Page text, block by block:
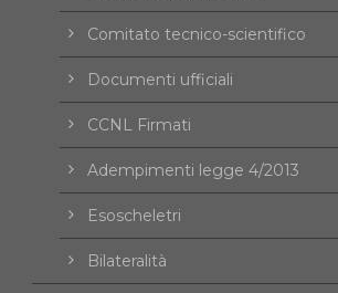
Comitato tecnico-scientifico
Documenti ufficiali
CCNL Firmati
Adempimenti legge 4/2013
Esoscheletri
Bilateralità